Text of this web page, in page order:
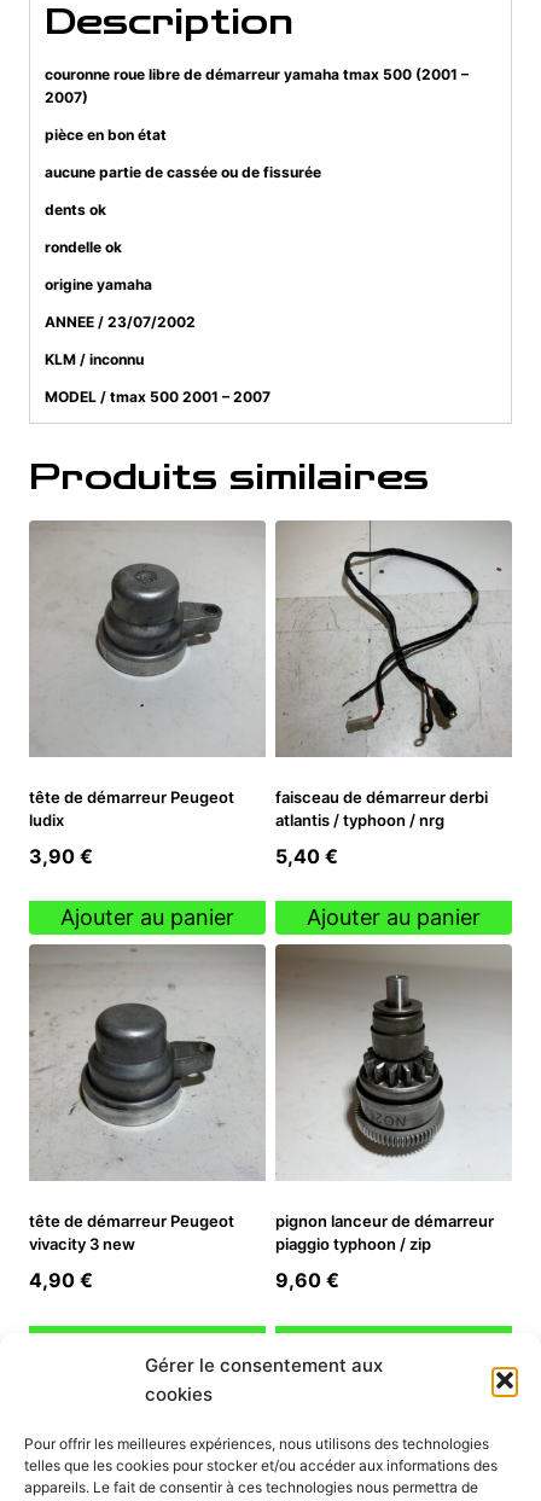
Gérer le consentement aux
cookies
Pour offrir les meilleures expériences, nous utilisons des technologies
telles que les cookies pour stocker et/ou accéder aux informations des
appareils. Le fait de consentir à ces technologies nous permettra de
(2001
Description
couronne roue libre de démarreur yamaha tmax 500 (2001 –
2007)
pièce en bon état
aucune partie de cassée ou de fissurée
dents ok
rondelle ok
origine yamaha
ANNEE / 23/07/2002
KLM / inconnu
MODEL / tmax 500 2001 – 2007
Produits similaires
tête de démarreur Peugeot
ludix
3,90 €
Ajouter au panier
faisceau de démarreur derbi
atlantis / typhoon / nrg
5,40 €
Ajouter au panier
tête de démarreur Peugeot
vivacity 3 new
4,90 €
Ajouter au panier
pignon lanceur de démarreur
piaggio typhoon / zip
9,60 €
Ajouter au panier
INFORMATION
Mon compte